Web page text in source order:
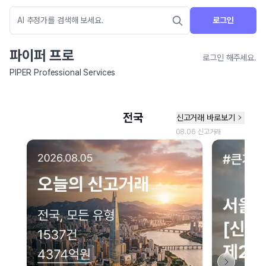
로그인
파이퍼 프로
로그인 해주세요.
PIPER Professional Services
네이버 지도 연결 안내
현재 네이버 지도 연결이 원활하지 않아 지도를 불러올 수 없습니다.